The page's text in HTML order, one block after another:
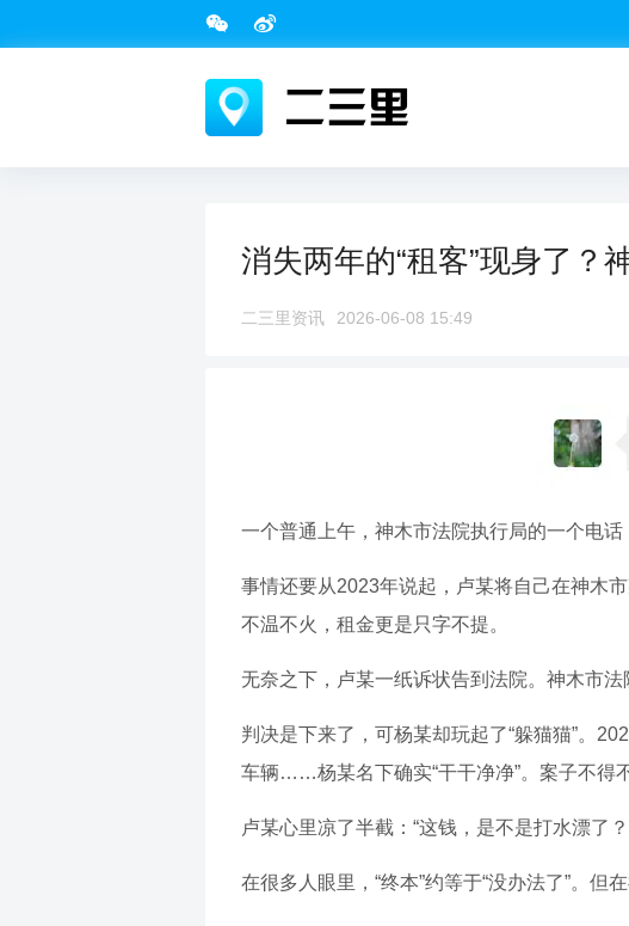
消失两年的“租客”现身了？
二三里资讯 2026-06-08 15:49
一个普通上午，神木市法院执行局的一个电话
事情还要从2023年说起，卢某将自己在神木
不温不火，租金更是只字不提。
无奈之下，卢某一纸诉状告到法院。神木市
判决是下来了，可杨某却玩起了“躲猫猫”。
车辆……杨某名下确实“干干净净”。案子不得
卢某心里凉了半截：“这钱，是不是打水漂了？
在很多人眼里，“终本”约等于“没办法了”。但